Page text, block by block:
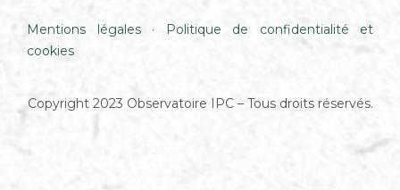
Mentions légales·
Politique de confidentialité et
cookies
Copyright 2023 Observatoire IPC – Tous droits réservés.